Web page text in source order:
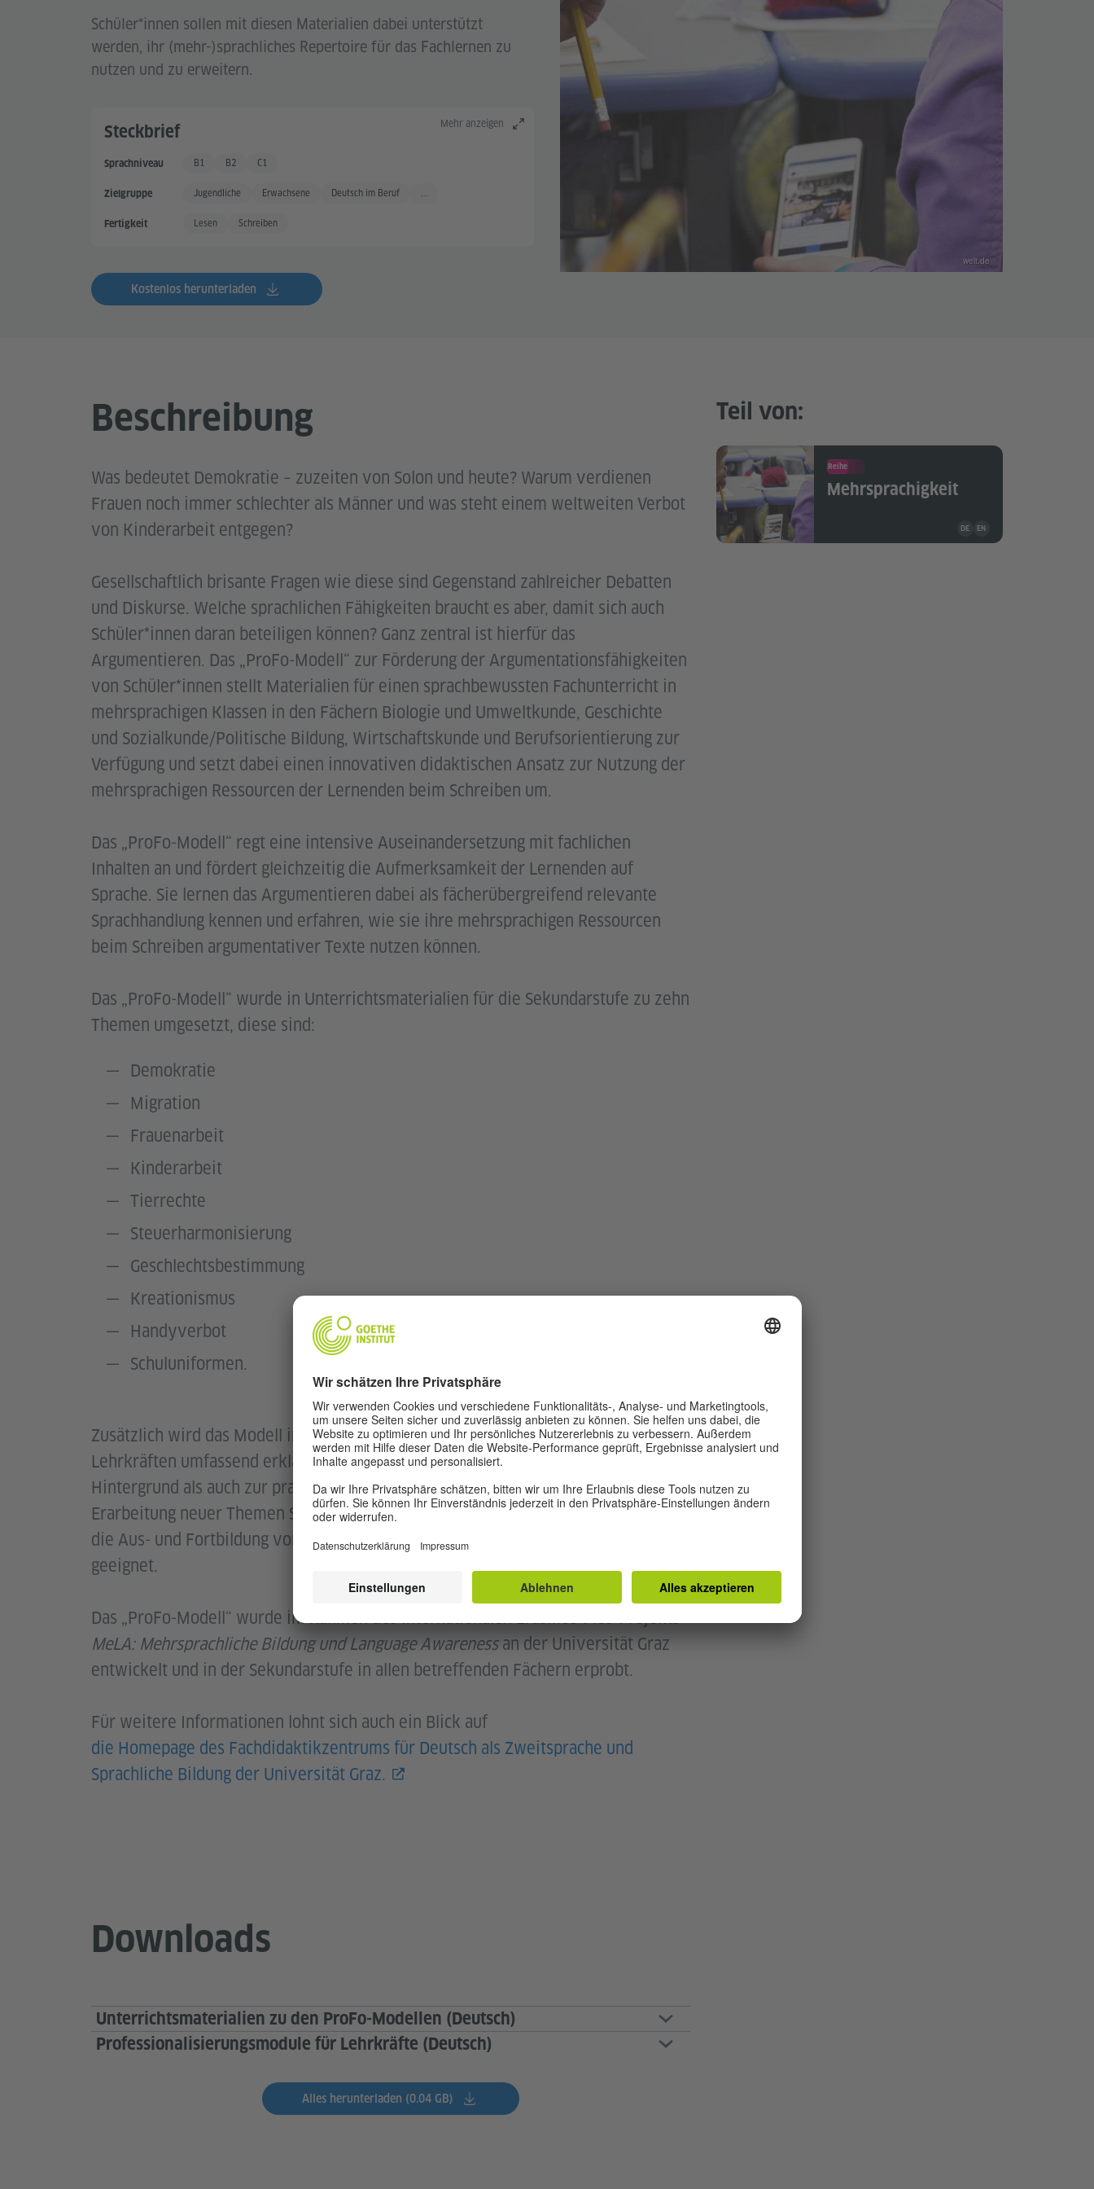
Schüler*innen sollen mit diesen Materialien dabei unterstützt
werden, ihr (mehr-)sprachliches Repertoire für das Fachlernen zu
nutzen und zu erweitern.
Mehr anzeigen
Steckbrief
Sprachniveau Gute Sprachkenntnisse
B1 Gute Sprachkenntnisse +
B2 Sehr gute Sprachkenntnisse
C1
Zielgruppe Jugendliche Erwachsene Deutsch im Beruf ...
Fertigkeit Lesen Schreiben
Kostenlos herunterladen
welt.de
Beschreibung
Was bedeutet Demokratie – zuzeiten von Solon und heute? Warum verdienen
Frauen noch immer schlechter als Männer und was steht einem weltweiten Verbot
von Kinderarbeit entgegen?
Gesellschaftlich brisante Fragen wie diese sind Gegenstand zahlreicher Debatten
und Diskurse. Welche sprachlichen Fähigkeiten braucht es aber, damit sich auch
Schüler*innen daran beteiligen können? Ganz zentral ist hierfür das
Argumentieren. Das „ProFo-Modell“ zur Förderung der Argumentationsfähigkeiten
von Schüler*innen stellt Materialien für einen sprachbewussten Fachunterricht in
mehrsprachigen Klassen in den Fächern Biologie und Umweltkunde, Geschichte
und Sozialkunde/Politische Bildung, Wirtschaftskunde und Berufsorientierung zur
Verfügung und setzt dabei einen innovativen didaktischen Ansatz zur Nutzung der
mehrsprachigen Ressourcen der Lernenden beim Schreiben um.
Das „ProFo-Modell“ regt eine intensive Auseinandersetzung mit fachlichen
Inhalten an und fördert gleichzeitig die Aufmerksamkeit der Lernenden auf
Sprache. Sie lernen das Argumentieren dabei als fächerübergreifend relevante
Sprachhandlung kennen und erfahren, wie sie ihre mehrsprachigen Ressourcen
beim Schreiben argumentativer Texte nutzen können.
Das „ProFo-Modell“ wurde in Unterrichtsmaterialien für die Sekundarstufe zu zehn
Themen umgesetzt, diese sind:
Demokratie
Migration
Frauenarbeit
Kinderarbeit
Tierrechte
Steuerharmonisierung
Geschlechtsbestimmung
Kreationismus
Handyverbot
Schuluniformen.
Zusätzlich wird das Modell in vier Modulen zur Professionalisierung von
Lehrkräften umfassend erklärt, die sowohl Informationen zum theoretischen
Hintergrund als auch zur praktischen Umsetzung der Materialien enthalten und die
Erarbeitung neuer Themen Schritt für Schritt anleiten. Die Module sind primär für
die Aus- und Fortbildung von Lehrkräften gedacht, aber auch für das Selbststudium
geeignet.
Das „ProFo-Modell“ wurde im Rahmen des internationalen Erasmus-Plus-Projekts
MeLA: Mehrsprachliche Bildung und Language Awarenessan der Universität Graz
entwickelt und in der Sekundarstufe in allen betreffenden Fächern erprobt.
Für weitere Informationen lohnt sich auch ein Blick auf
die Homepage des Fachdidaktikzentrums für Deutsch als Zweitsprache und
Sprachliche Bildung der Universität Graz.
Downloads
Unterrichtsmaterialien zu den ProFo-Modellen (Deutsch)
Professionalisierungsmodule für Lehrkräfte (Deutsch)
Alles herunterladen (0.04 GB)
Teil von:
Reihe
Mehrsprachigkeit
Unterrichtsmaterial ist in
DE EN